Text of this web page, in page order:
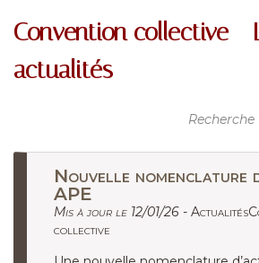
Convention collective -
actualités
Recherche
Nouvelle nomenclature
APE
Mis à jour le 12/01/26 -
collective